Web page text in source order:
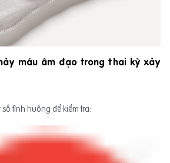
máu âm đạo trong thai kỳ xảy
tình huống để kiểm tra: